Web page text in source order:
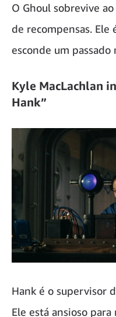
O Ghoul sobrevive
de recompensas. Ele
esconde um passado
Kyle MacLachlan
Hank”
Hank é o supervisor
Ele está ansioso